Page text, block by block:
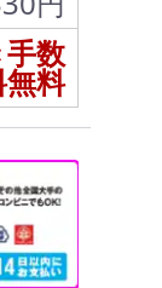
数
料